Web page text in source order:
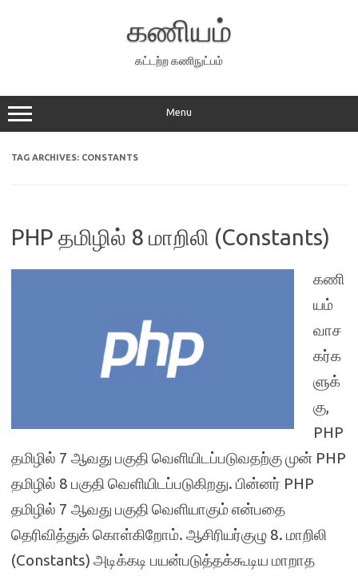
கணியம்
கட்டற்ற கணிநுட்பம்
Menu
TAG ARCHIVES: CONSTANTS
PHP தமிழில் 8 மாறிலி (Constants)
கணி
யம்
வாச
கர்க
ளுக்
கு,
PHP
தமிழில் 7 ஆவது பகுதி வெளியிடப்படுவதற்கு முன் PHP
தமிழில் 8 பகுதி வெளியிடப்படுகிறது. பின்னர் PHP
தமிழில் 7 ஆவது பகுதி வெளியாகும் என்பதை
தெரிவித்துக் கொள்கிறோம். ஆசிரியர்குழு 8. மாறிலி
(Constants) அடிக்கடி பயன்படுத்தக்கூடிய மாறாத